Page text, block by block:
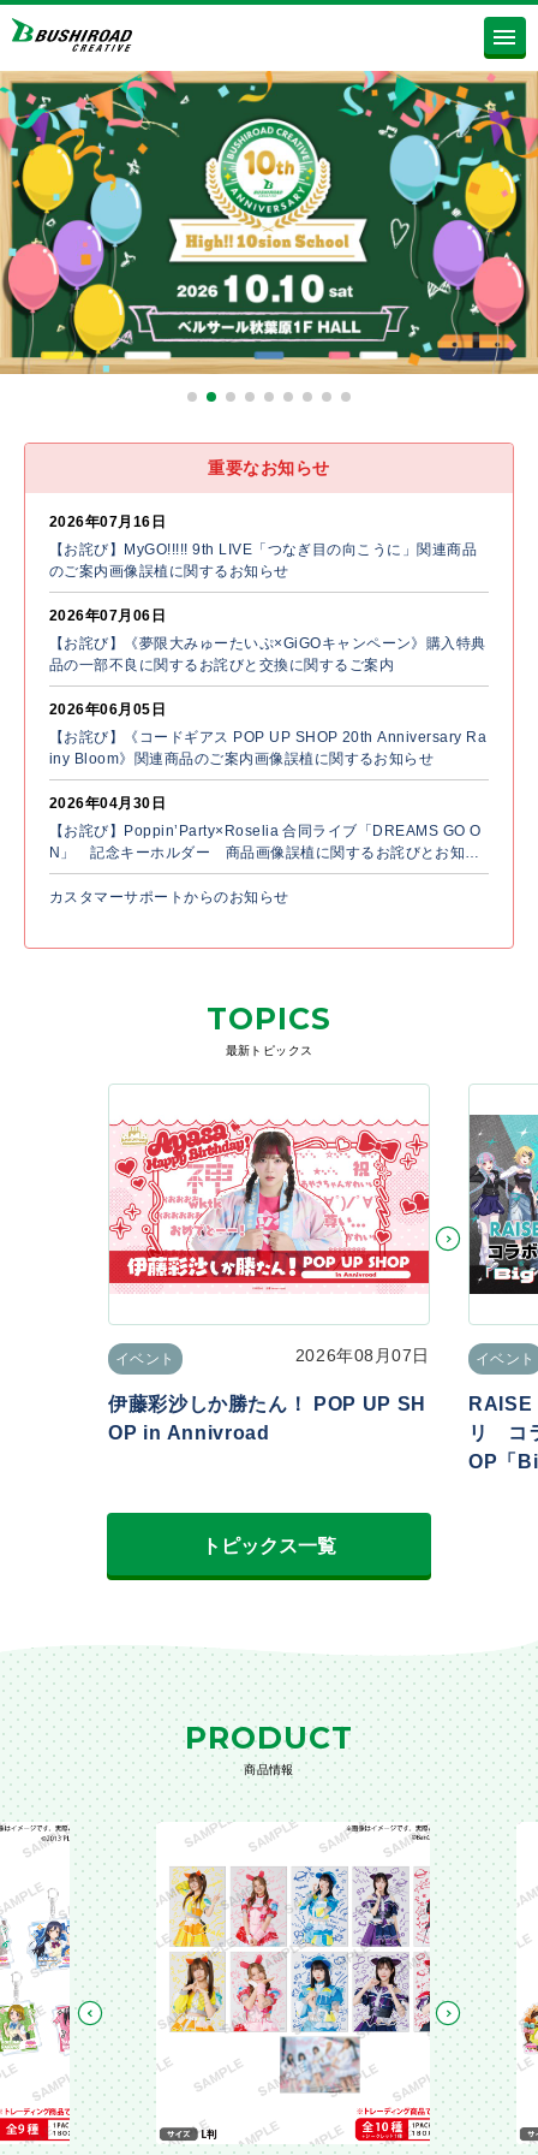
重要なお知らせ
2026年07月16日
【お詫び】MyGO!!!!! 9th LIVE「つなぎ目の向こうに」関連商品
のご案内画像誤植に関するお知らせ
2026年07月06日
【お詫び】《夢限大みゅーたいぷ×GiGOキャンペーン》購入特典
品の一部不良に関するお詫びと交換に関するご案内
2026年06月05日
【お詫び】《コードギアス POP UP SHOP 20th Anniversary Ra
iny Bloom》関連商品のご案内画像誤植に関するお知らせ
2026年04月30日
【お詫び】Poppin’Party×Roselia 合同ライブ「DREAMS GO O
N」 記念キーホルダー 商品画像誤植に関するお詫びとお知ら
せ
カスタマーサポートからのお知らせ
TOPICS
最新トピックス
イベント 2026年08月07日
伊藤彩沙しか勝たん！ POP UP SH
OP in Annivroad
イベント
RAISE
リ コ
OP「
トピックス一覧
PRODUCT
商品情報